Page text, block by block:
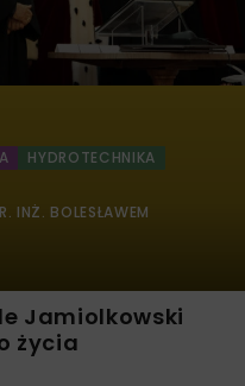
HYDROTECHNIKA
INŻ. BOLESŁAWEM
Jamiolkowski
życia